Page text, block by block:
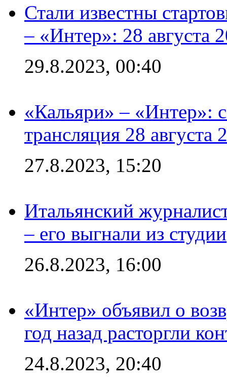
Стали известны
– «Интер»: 28 августа
29.8.2023, 00:40
«Кальяри» – «Интер»:
трансляция 28 августа
27.8.2023, 15:20
Итальянский
– его выгнали из студии
26.8.2023, 16:00
«Интер» объявил о
год назад расторгли
24.8.2023, 20:40